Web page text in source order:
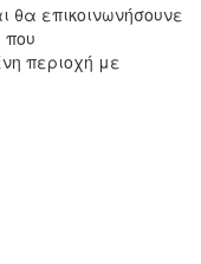
θα επικοινωνήσουνε
που
περιοχή με